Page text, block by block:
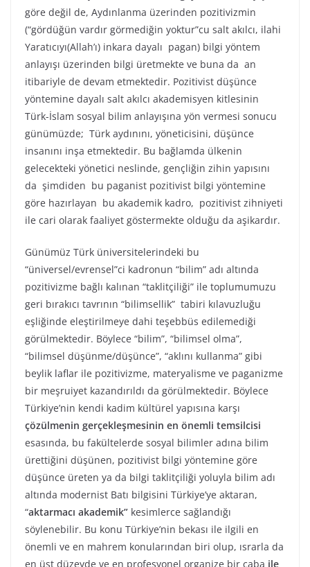
göre değil de, Aydınlanma üzerinden pozitivizmin
(“gördüğün vardır görmediğin yoktur”cu salt akılcı, ilahi
Yaratıcıyı(Allah’ı) inkara dayalı pagan) bilgi yöntem
anlayışı üzerinden bilgi üretmekte ve buna da an
itibariyle de devam etmektedir. Pozitivist düşünce
yöntemine dayalı salt akılcı akademisyen kitlesinin
Türk-İslam sosyal bilim anlayışına yön vermesi sonucu
günümüzde; Türk aydınını, yöneticisini, düşünce
insanını inşa etmektedir. Bu bağlamda ülkenin
gelecekteki yönetici neslinde, gençliğin zihin yapısını
da şimdiden bu paganist pozitivist bilgi yöntemine
göre hazırlayan bu akademik kadro, pozitivist zihniyeti
ile cari olarak faaliyet göstermekte olduğu da aşikardır.
Günümüz Türk üniversitelerindeki bu
“üniversel/evrensel”ci kadronun “bilim” adı altında
pozitivizme bağlı kalınan “taklitçiliği” ile toplumumuzu
geri bırakıcı tavrının “bilimsellik” tabiri kılavuzluğu
eşliğinde eleştirilmeye dahi teşebbüs edilemediği
görülmektedir. Böylece “bilim”, “bilimsel olma”,
“bilimsel düşünme/düşünce”, “aklını kullanma” gibi
beylik laflar ile pozitivizme, materyalisme ve paganizme
bir meşruiyet kazandırıldı da görülmektedir. Böylece
Türkiye’nin kendi kadim kültürel yapısına karşı
çözülmenin gerçekleşmesinin en önemli temsilcisi
esasında, bu fakültelerde sosyal bilimler adına bilim
ürettiğini düşünen, pozitivist bilgi yöntemine göre
düşünce üreten ya da bilgi taklitçiliği yoluyla bilim adı
altında modernist Batı bilgisini Türkiye’ye aktaran,
“aktarmacı akademik” kesimlerce sağlandığı
söylenebilir. Bu konu Türkiye’nin bekası ile ilgili en
önemli ve en mahrem konularından biri olup, ısrarla da
en üst düzeyde ve en profesyonel organize bir çaba ile